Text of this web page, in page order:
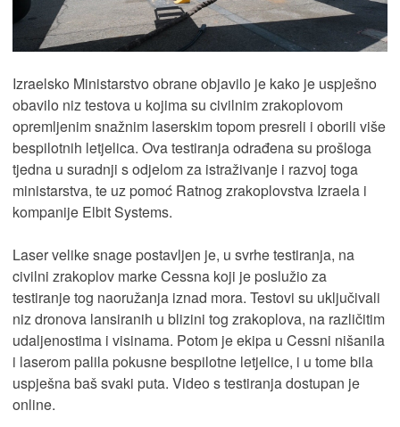
Izraelsko Ministarstvo obrane objavilo je kako je uspješno
obavilo niz testova u kojima su civilnim zrakoplovom
opremljenim snažnim laserskim topom presreli i oborili više
bespilotnih letjelica. Ova testiranja odrađena su prošloga
tjedna u suradnji s odjelom za istraživanje i razvoj toga
ministarstva, te uz pomoć Ratnog zrakoplovstva Izraela i
kompanije Elbit Systems.
Laser velike snage postavljen je, u svrhe testiranja, na
civilni zrakoplov marke Cessna koji je poslužio za
testiranje tog naoružanja iznad mora. Testovi su uključivali
niz dronova lansiranih u blizini tog zrakoplova, na različitim
udaljenostima i visinama. Potom je ekipa u Cessni nišanila
i laserom palila pokusne bespilotne letjelice, i u tome bila
uspješna baš svaki puta. Video s testiranja dostupan je
online.